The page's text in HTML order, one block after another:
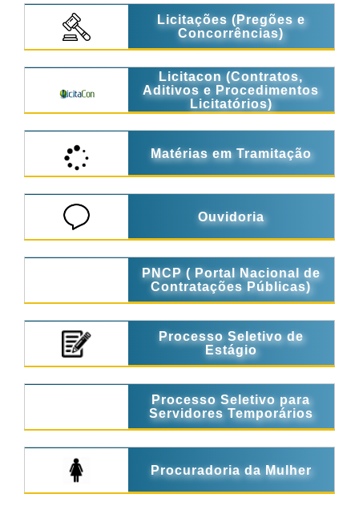
Licitações (Pregões e
Concorrências)
Licitacon (Contratos,
Aditivos e Procedimentos
Licitatórios)
Matérias em Tramitação
Ouvidoria
PNCP ( Portal Nacional de
Contratações Públicas)
Processo Seletivo de
Estágio
Processo Seletivo para
Servidores Temporários
Procuradoria da Mulher